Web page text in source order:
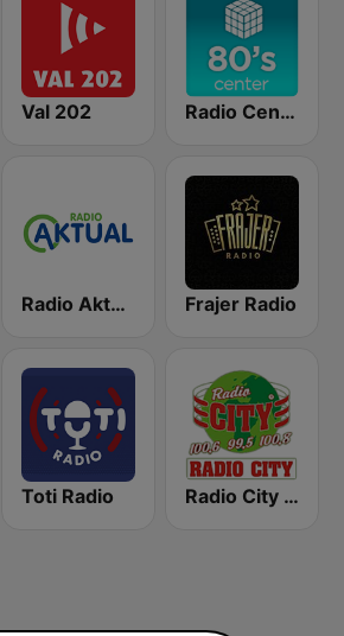
Val 202 Radio Center 80s
Radio Aktual Fešta Frajer Radio
Toti Radio Radio City 100.6 FM